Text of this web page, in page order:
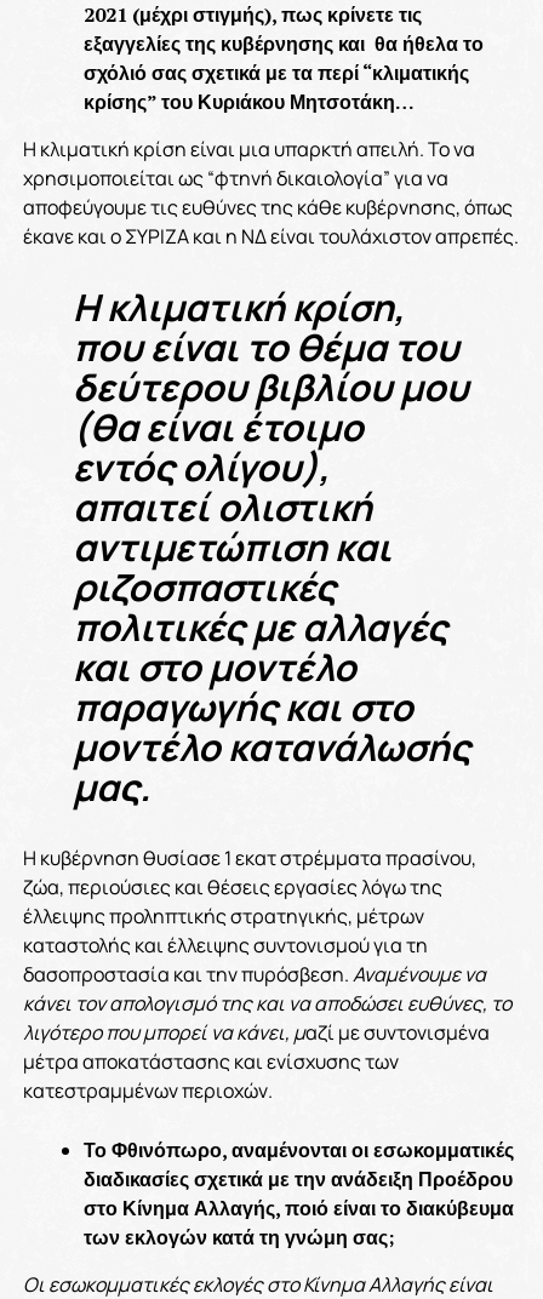
2021 (μέχρι στιγμής), πως κρίνετε τις
εξαγγελίες της κυβέρνησης και θα ήθελα το
σχόλιό σας σχετικά με τα περί “κλιματικής
κρίσης” του Κυριάκου Μητσοτάκη…
Η κλιματική κρίση είναι μια υπαρκτή απειλή. Το να
χρησιμοποιείται ως “φτηνή δικαιολογία” για να
αποφεύγουμε τις ευθύνες της κάθε κυβέρνησης, όπως
έκανε και ο ΣΥΡΙΖΑ και η ΝΔ είναι τουλάχιστον απρεπές.
Η κλιματική κρίση,
που είναι το θέμα του
δεύτερου βιβλίου μου
(θα είναι έτοιμο
εντός ολίγου),
απαιτεί ολιστική
αντιμετώπιση και
ριζοσπαστικές
πολιτικές με αλλαγές
και στο μοντέλο
παραγωγής και στο
μοντέλο κατανάλωσής
μας.
Η κυβέρνηση θυσίασε 1 εκατ στρέμματα πρασίνου,
ζώα, περιούσιες και θέσεις εργασίες λόγω της
έλλειψης προληπτικής στρατηγικής, μέτρων
καταστολής και έλλειψης συντονισμού για τη
δασοπροστασία και την πυρόσβεση.Αναμένουμε να
κάνει τον απολογισμό της και να αποδώσει ευθύνες, το
λιγότερο που μπορεί να κάνει, μαζί με συντονισμένα
μέτρα αποκατάστασης και ενίσχυσης των
κατεστραμμένων περιοχών.
Το Φθινόπωρο, αναμένονται οι εσωκομματικές
διαδικασίες σχετικά με την ανάδειξη Προέδρου
στο Κίνημα Αλλαγής, ποιό είναι το διακύβευμα
των εκλογών κατά τη γνώμη σας;
Οι εσωκομματικές εκλογές στο Κίνημα Αλλαγής είναι